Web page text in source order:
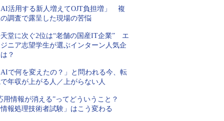
活用する新人増えてOJT負担増」 複
調査で露呈した現場の苦悩
堂に次ぐ2位は“老舗の国産IT企業” エ
ニア志望学生が選ぶインターン人気企
？
で何を変えたの？」と問われる今、転
年収が上がる人／上がらない人
用情報が消える”ってどういうこと？
報処理技術者試験」はこう変わる